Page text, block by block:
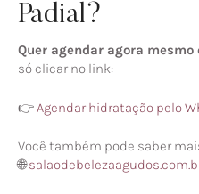
Padial?
Quer agendar agora
só clicar no link:
👉Agendar hidratação pelo
Você também pode saber
🌐